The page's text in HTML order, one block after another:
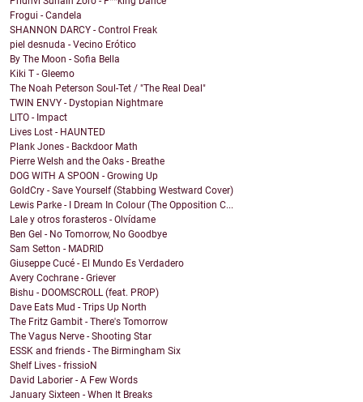
Frogui - Candela
SHANNON DARCY - Control Freak
piel desnuda - Vecino Erótico
By The Moon - Sofia Bella
Kiki T - Gleemo
The Noah Peterson Soul-Tet / "The Real Deal"
TWIN ENVY - Dystopian Nightmare
LITO - Impact
Lives Lost - HAUNTED
Plank Jones - Backdoor Math
Pierre Welsh and the Oaks - Breathe
DOG WITH A SPOON - Growing Up
GoldCry - Save Yourself (Stabbing Westward Cover)
Lewis Parke - I Dream In Colour (The Opposition C...
Lale y otros forasteros - Olvídame
Ben Gel - No Tomorrow, No Goodbye
Sam Setton - MADRID
Giuseppe Cucé - El Mundo Es Verdadero
Avery Cochrane - Griever
Bishu - DOOMSCROLL (feat. PROP)
Dave Eats Mud - Trips Up North
The Fritz Gambit - There's Tomorrow
The Vagus Nerve - Shooting Star
ESSK and friends - The Birmingham Six
Shelf Lives - frissioN
David Laborier - A Few Words
January Sixteen - When It Breaks